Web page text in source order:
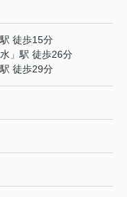
駅 徒歩15分
」駅 徒歩26分
駅 徒歩29分